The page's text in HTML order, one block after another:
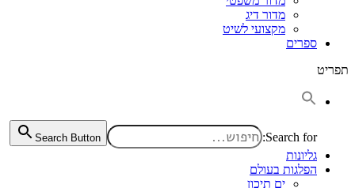
מדור דיג
מקצועי לשיט
ספרים
תפריט
Search for:
Search Button
גליונות
הפלגות בעולם
ים תיכון